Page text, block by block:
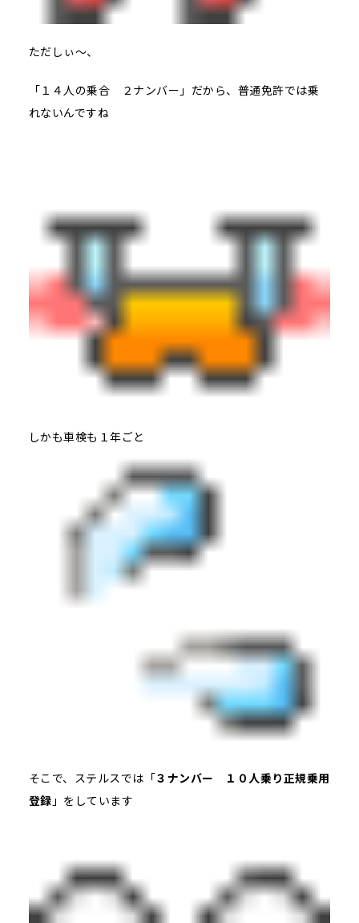
ただしぃ～、
「１４人の乗合 ２ナンバー」だから、普通免許では乗
れないんですね
しかも車検も１年ごと
そこで、ステルスでは「３ナンバー １０人乗り正規乗用
登録 」をしています